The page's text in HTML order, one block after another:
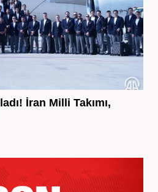
İran Milli Takımı,